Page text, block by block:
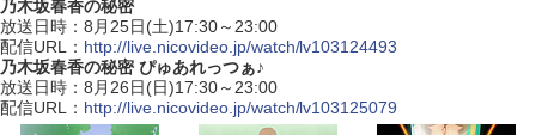
乃木坂春香の秘密
放送日時：8月25日(土)17:30～23:00
配信URL： http://live.nicovideo.jp/watch/lv103124493
乃木坂春香の秘密 ぴゅあれっつぁ♪
放送日時：8月26日(日)17:30～23:00
配信URL： http://live.nicovideo.jp/watch/lv103125079